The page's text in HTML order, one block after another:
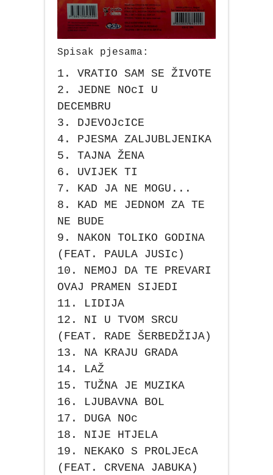
Spisak pjesama:
1. VRATIO SAM SE ŽIVOTE
2. JEDNE NOcI U
DECEMBRU
3. DJEVOJcICE
4. PJESMA ZALJUBLJENIKA
5. TAJNA ŽENA
6. UVIJEK TI
7. KAD JA NE MOGU...
8. KAD ME JEDNOM ZA TE
NE BUDE
9. NAKON TOLIKO GODINA
(FEAT. PAULA JUSIc)
10. NEMOJ DA TE PREVARI
OVAJ PRAMEN SIJEDI
11. LIDIJA
12. NI U TVOM SRCU
(FEAT. RADE ŠERBEDŽIJA)
13. NA KRAJU GRADA
14. LAŽ
15. TUŽNA JE MUZIKA
16. LJUBAVNA BOL
17. DUGA NOc
18. NIJE HTJELA
19. NEKAKO S PROLJEcA
(FEAT. CRVENA JABUKA)